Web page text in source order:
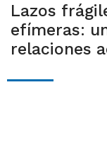
Lazos
efímeras:
relaciones